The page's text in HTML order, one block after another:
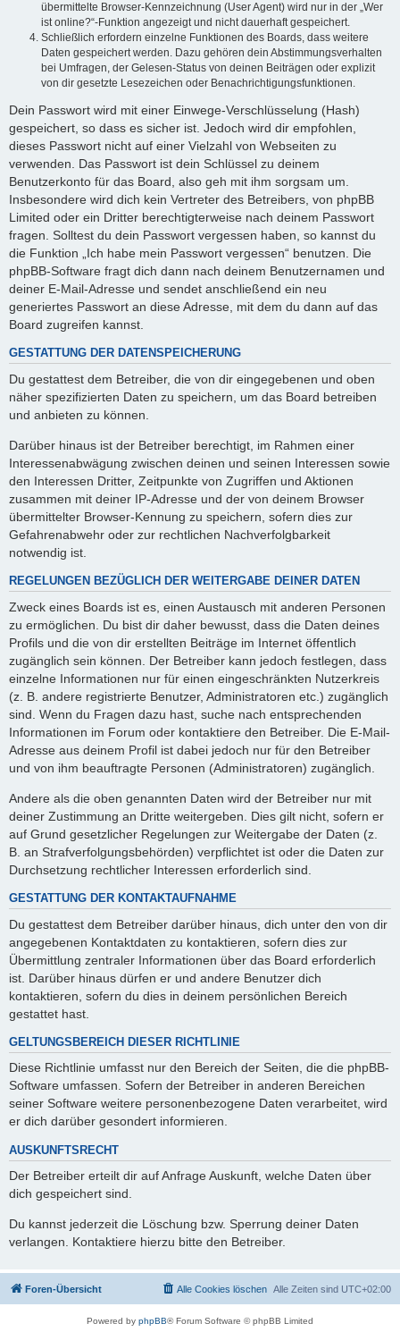
übermittelte Browser-Kennzeichnung (User Agent) wird nur in der „Wer
ist online?“-Funktion angezeigt und nicht dauerhaft gespeichert.
Schließlich erfordern einzelne Funktionen des Boards, dass weitere
Daten gespeichert werden. Dazu gehören dein Abstimmungsverhalten
bei Umfragen, der Gelesen-Status von deinen Beiträgen oder explizit
von dir gesetzte Lesezeichen oder Benachrichtigungsfunktionen.
Dein Passwort wird mit einer Einwege-Verschlüsselung (Hash)
gespeichert, so dass es sicher ist. Jedoch wird dir empfohlen,
dieses Passwort nicht auf einer Vielzahl von Webseiten zu
verwenden. Das Passwort ist dein Schlüssel zu deinem
Benutzerkonto für das Board, also geh mit ihm sorgsam um.
Insbesondere wird dich kein Vertreter des Betreibers, von phpBB
Limited oder ein Dritter berechtigterweise nach deinem Passwort
fragen. Solltest du dein Passwort vergessen haben, so kannst du
die Funktion „Ich habe mein Passwort vergessen“ benutzen. Die
phpBB-Software fragt dich dann nach deinem Benutzernamen und
deiner E-Mail-Adresse und sendet anschließend ein neu
generiertes Passwort an diese Adresse, mit dem du dann auf das
Board zugreifen kannst.
GESTATTUNG DER DATENSPEICHERUNG
Du gestattest dem Betreiber, die von dir eingegebenen und oben
näher spezifizierten Daten zu speichern, um das Board betreiben
und anbieten zu können.
Darüber hinaus ist der Betreiber berechtigt, im Rahmen einer
Interessenabwägung zwischen deinen und seinen Interessen sowie
den Interessen Dritter, Zeitpunkte von Zugriffen und Aktionen
zusammen mit deiner IP-Adresse und der von deinem Browser
übermittelter Browser-Kennung zu speichern, sofern dies zur
Gefahrenabwehr oder zur rechtlichen Nachverfolgbarkeit
notwendig ist.
REGELUNGEN BEZÜGLICH DER WEITERGABE DEINER DATEN
Zweck eines Boards ist es, einen Austausch mit anderen Personen
zu ermöglichen. Du bist dir daher bewusst, dass die Daten deines
Profils und die von dir erstellten Beiträge im Internet öffentlich
zugänglich sein können. Der Betreiber kann jedoch festlegen, dass
einzelne Informationen nur für einen eingeschränkten Nutzerkreis
(z. B. andere registrierte Benutzer, Administratoren etc.) zugänglich
sind. Wenn du Fragen dazu hast, suche nach entsprechenden
Informationen im Forum oder kontaktiere den Betreiber. Die E-Mail-
Adresse aus deinem Profil ist dabei jedoch nur für den Betreiber
und von ihm beauftragte Personen (Administratoren) zugänglich.
Andere als die oben genannten Daten wird der Betreiber nur mit
deiner Zustimmung an Dritte weitergeben. Dies gilt nicht, sofern er
auf Grund gesetzlicher Regelungen zur Weitergabe der Daten (z.
B. an Strafverfolgungsbehörden) verpflichtet ist oder die Daten zur
Durchsetzung rechtlicher Interessen erforderlich sind.
GESTATTUNG DER KONTAKTAUFNAHME
Du gestattest dem Betreiber darüber hinaus, dich unter den von dir
angegebenen Kontaktdaten zu kontaktieren, sofern dies zur
Übermittlung zentraler Informationen über das Board erforderlich
ist. Darüber hinaus dürfen er und andere Benutzer dich
kontaktieren, sofern du dies in deinem persönlichen Bereich
gestattet hast.
GELTUNGSBEREICH DIESER RICHTLINIE
Diese Richtlinie umfasst nur den Bereich der Seiten, die die phpBB-
Software umfassen. Sofern der Betreiber in anderen Bereichen
seiner Software weitere personenbezogene Daten verarbeitet, wird
er dich darüber gesondert informieren.
AUSKUNFTSRECHT
Der Betreiber erteilt dir auf Anfrage Auskunft, welche Daten über
dich gespeichert sind.
Du kannst jederzeit die Löschung bzw. Sperrung deiner Daten
verlangen. Kontaktiere hierzu bitte den Betreiber.
Foren-Übersicht Alle Zeiten sind UTC+02:00
Alle Cookies löschen
Powered by phpBB® Forum Software © phpBB Limited